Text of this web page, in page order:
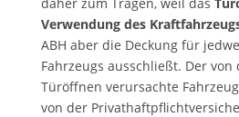
Verwendung des
ABH aber die Deckung für
Fahrzeugs ausschließt. Der
Türöffnen verursachte
von der